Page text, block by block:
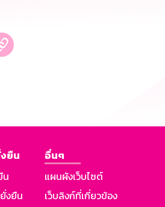
ยืน
น
งยืน
อื่นๆ
แผนผังเว็บไซต์
เว็บลิงก์ที่เกี่ยวข้อง